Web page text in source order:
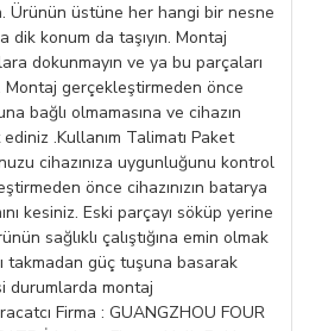
Ürünün üstüne her hangi bir nesne
dik konum da taşıyın. Montaj
dokunmayın ve ya bu parçaları
Montaj gerçekleştirmeden önce
bağlı olmamasına ve cihazın
.Kullanım Talimatı Paket
cihazınıza uygunluğunu kontrol
önce cihazınızın batarya
kesiniz. Eski parçayı söküp yerine
sağlıklı çalıştığına emin olmak
takmadan güç tuşuna basarak
durumlarda montaj
Firma : GUANGZHOU FOUR